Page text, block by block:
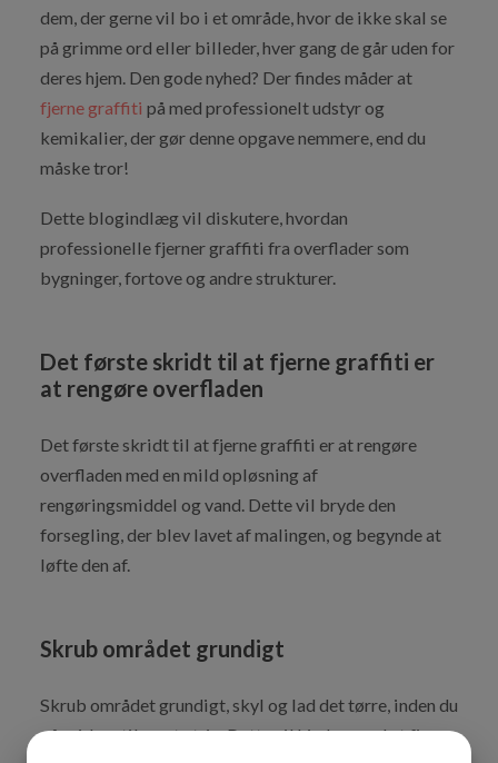
dem, der gerne vil bo i et område, hvor de ikke skal se
på grimme ord eller billeder, hver gang de går uden for
deres hjem. Den gode nyhed? Der findes måder at
fjerne graffiti på med professionelt udstyr og
kemikalier, der gør denne opgave nemmere, end du
måske tror!
Dette blogindlæg vil diskutere, hvordan
professionelle fjerner graffiti fra overflader som
bygninger, fortove og andre strukturer.
Det første skridt til at fjerne graffiti er
at rengøre overfladen
Det første skridt til at fjerne graffiti er at rengøre
overfladen med en mild opløsning af
rengøringsmiddel og vand. Dette vil bryde den
forsegling, der blev lavet af malingen, og begynde at
løfte den af.
Skrub området grundigt
Skrub området grundigt, skyl og lad det tørre, inden du
går videre til næste trin. Dette vil hjælpe med at fjerne